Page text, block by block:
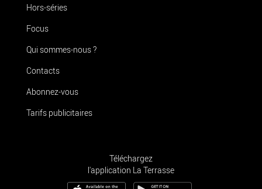
Hors-séries
Focus
Qui sommes-nous ?
Contacts
Abonnez-vous
Tarifs publicitaires
Téléchargez
l'application La Terrasse